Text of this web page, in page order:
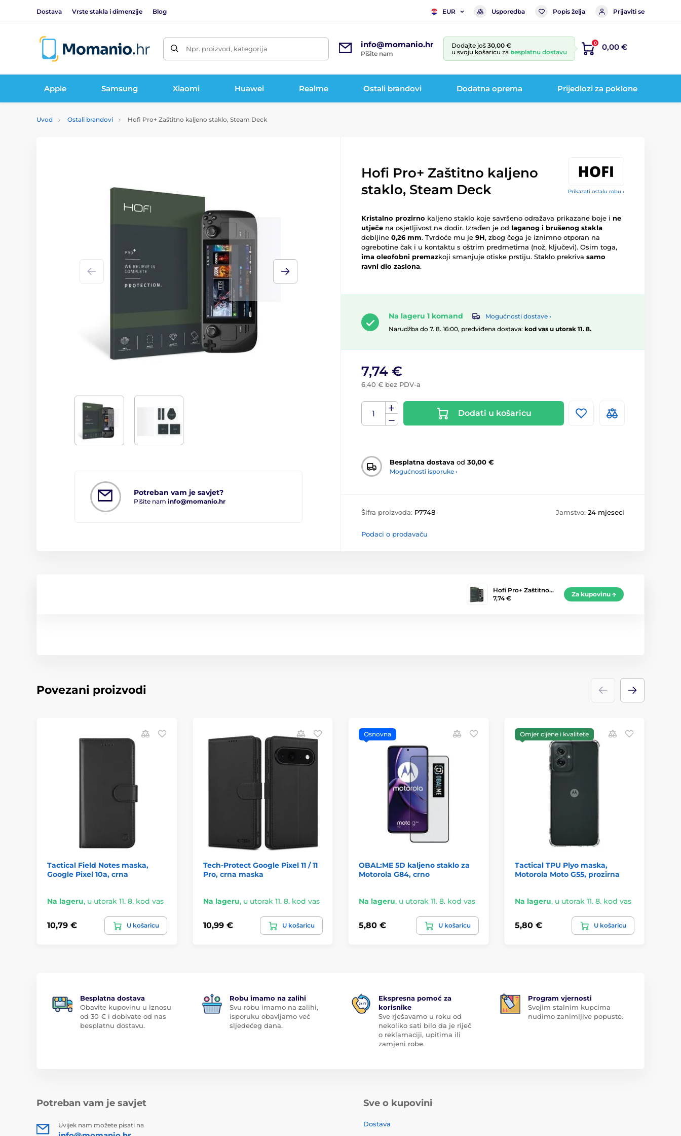
Dostava Vrste stakla i dimenzije Blog EUR Usporedba Popis želja Prijaviti se
Npr. proizvod, kategorija info@momanio.hr
Pišite nam
Dodajte još 30,00 €
u svoju košaricu za besplatnu dostavu
0 0,00 €
Apple Samsung Xiaomi Huawei Realme Ostali brandovi Dodatna oprema Prijedlozi za poklone
Uvod Ostali brandovi Hofi Pro+ Zaštitno kaljeno staklo, Steam Deck
Prikazati ostalu robu ›
Potreban vam je savjet?
Pišite nam info@momanio.hr
Hofi Pro+ Zaštitno kaljeno
staklo, Steam Deck
Kristalno prozirno kaljeno staklo koje savršeno odražava prikazane boje i ne
utječe na osjetljivost na dodir. Izrađen je od laganog i brušenog stakla
debljine 0,26 mm. Tvrdoće mu je 9H, zbog čega je iznimno otporan na
ogrebotine čak i u kontaktu s oštrim predmetima (nož, ključevi). Osim toga,
ima oleofobni premazkoji smanjuje otiske prstiju. Staklo prekriva samo
ravni dio zaslona.
Na lageru 1 komand
Mogućnosti dostave ›
Narudžba do 7. 8. 16:00, predviđena dostava: kod vas u utorak 11. 8.
7,74 €
6,40 € bez PDV-a
Dodati u košaricu
Besplatna dostava od 30,00 €
Mogućnosti isporuke ›
Šifra proizvoda: P7748 Jamstvo: 24 mjeseci
Podaci o prodavaču
Hofi Pro+ Zaštitno…
7,74 €
Za kupovinu
Povezani proizvodi
Tactical Field Notes maska,
Google Pixel 10a, crna
Na lageru, u utorak 11. 8. kod vas
10,79 € U košaricu
Tech-Protect Google Pixel 11 / 11
Pro, crna maska
Na lageru, u utorak 11. 8. kod vas
10,99 € U košaricu
Osnovna
OBAL:ME 5D kaljeno staklo za
Motorola G84, crno
Na lageru, u utorak 11. 8. kod vas
5,80 € U košaricu
Omjer cijene i kvalitete
Tactical TPU Plyo maska,
Motorola Moto G55, prozirna
Na lageru, u utorak 11. 8. kod vas
5,80 € U košaricu
Besplatna dostava
Obavite kupovinu u iznosu
od 30 € i dobivate od nas
besplatnu dostavu.
Robu imamo na zalihi
Svu robu imamo na zalihi,
isporuku obavljamo već
sljedećeg dana.
Ekspresna pomoć za
korisnike
Sve rješavamo u roku od
nekoliko sati bilo da je riječ
o reklamaciji, upitima ili
zamjeni robe.
Program vjernosti
Svojim stalnim kupcima
nudimo zanimljive popuste.
Potreban vam je savjet
Uvijek nam možete pisati na
Sve o kupovini
Dostava